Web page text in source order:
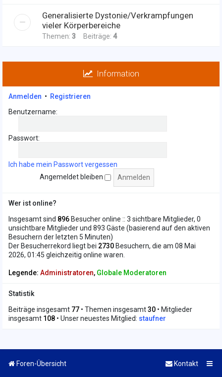
Generalisierte Dystonie/Verkrampfungen
vieler Körperbereiche
Themen: 3 Beiträge: 4
Information
Anmelden • Registrieren
Benutzername:
Passwort:
Ich habe mein Passwort vergessen
Angemeldet bleiben
Wer ist online?
Insgesamt sind 896 Besucher online :: 3 sichtbare Mitglieder, 0
unsichtbare Mitglieder und 893 Gäste (basierend auf den aktiven
Besuchern der letzten 5 Minuten)
Der Besucherrekord liegt bei 2730 Besuchern, die am 08 Mai
2026, 01:45 gleichzeitig online waren.
Legende: Administratoren, Globale Moderatoren
Statistik
Beiträge insgesamt 77 • Themen insgesamt30 • Mitglieder
insgesamt 108 • Unser neuestes Mitglied: staufner
Foren-Übersicht Kontakt